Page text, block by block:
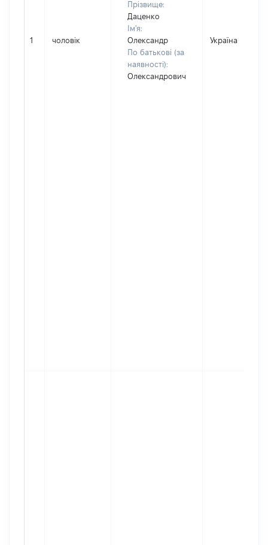
1 чоловік
Прізвище:
Даценко
Ім'я:
Олександр
По батькові (за
наявності):
Олександрович
Україна